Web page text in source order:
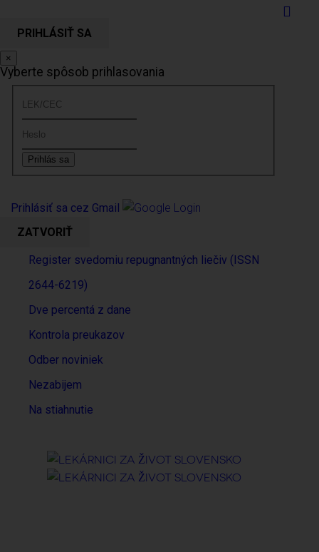
PRIHLÁSIŤ SA
×
Vyberte spôsob prihlasovania
Prihlásiť sa cez Gmail
ZATVORIŤ
Register svedomiu repugnantných liečiv (ISSN
2644-6219)
Dve percentá z dane
Kontrola preukazov
Odber noviniek
Nezabijem
Na stiahnutie